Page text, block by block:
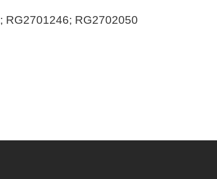
; RG2701246; RG2702050